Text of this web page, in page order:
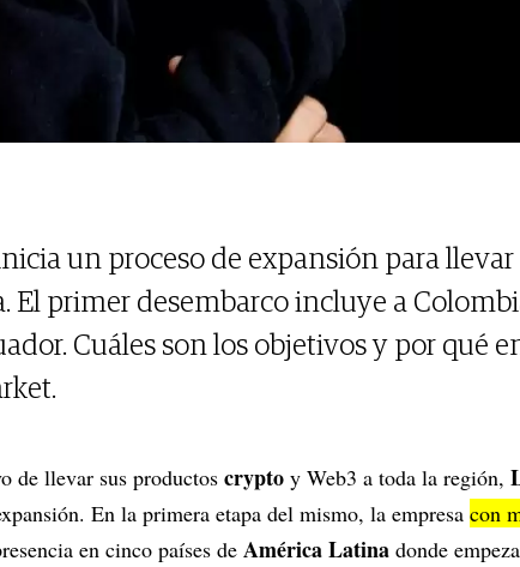
un proceso de expansión para
El primer desembarco incluye a
Cuáles son los objetivos y por qué
de llevar sus productos crypto y Web3 a toda la región,
En la primera etapa del mismo, la empresa con
en cinco países de América Latina donde